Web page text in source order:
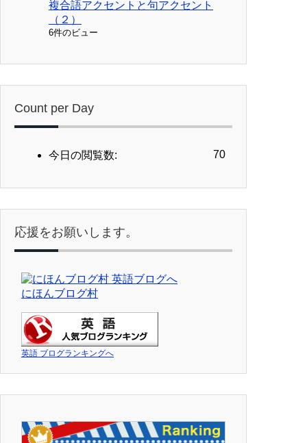
複合語アクセントと句アクセント
（２）
6件のビュー
Count per Day
70
今日の閲覧数:
応援をお願いします。
にほんブログ村
英語 ブログランキングへ